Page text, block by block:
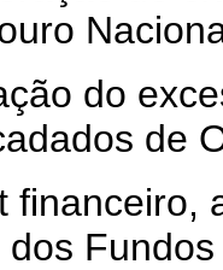
do
de